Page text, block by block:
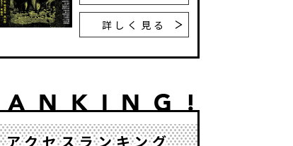
詳しく見る
アクセスランキング